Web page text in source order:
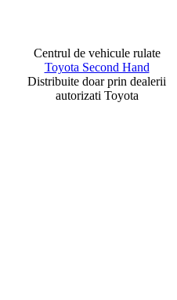
Centrul de vehicule rulate
Toyota Second Hand
Distribuite doar prin dealerii
autorizati Toyota